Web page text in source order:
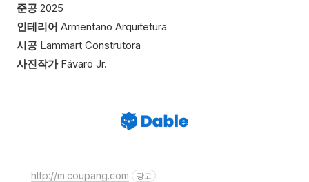
준공 2025
인테리어 Armentano Arquitetura
시공 Lammart Construtora
사진작가Fávaro Jr.
http://m.coupang.com 광고